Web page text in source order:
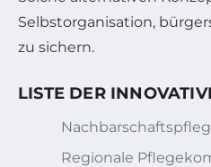
Selbstorganisation,
zu sichern.
LISTE DER
Regionale